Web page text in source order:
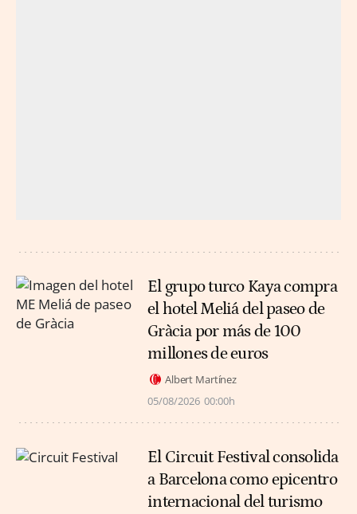
El grupo turco Kaya compra
el hotel Meliá del paseo de
Gràcia por más de 100
millones de euros
Albert Martínez
05/08/2026 00:00h
El Circuit Festival consolida
a Barcelona como epicentro
internacional del turismo